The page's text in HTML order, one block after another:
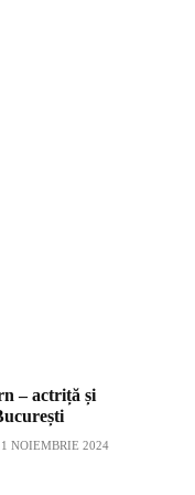
– actriță și
NOIEMBRIE 2024